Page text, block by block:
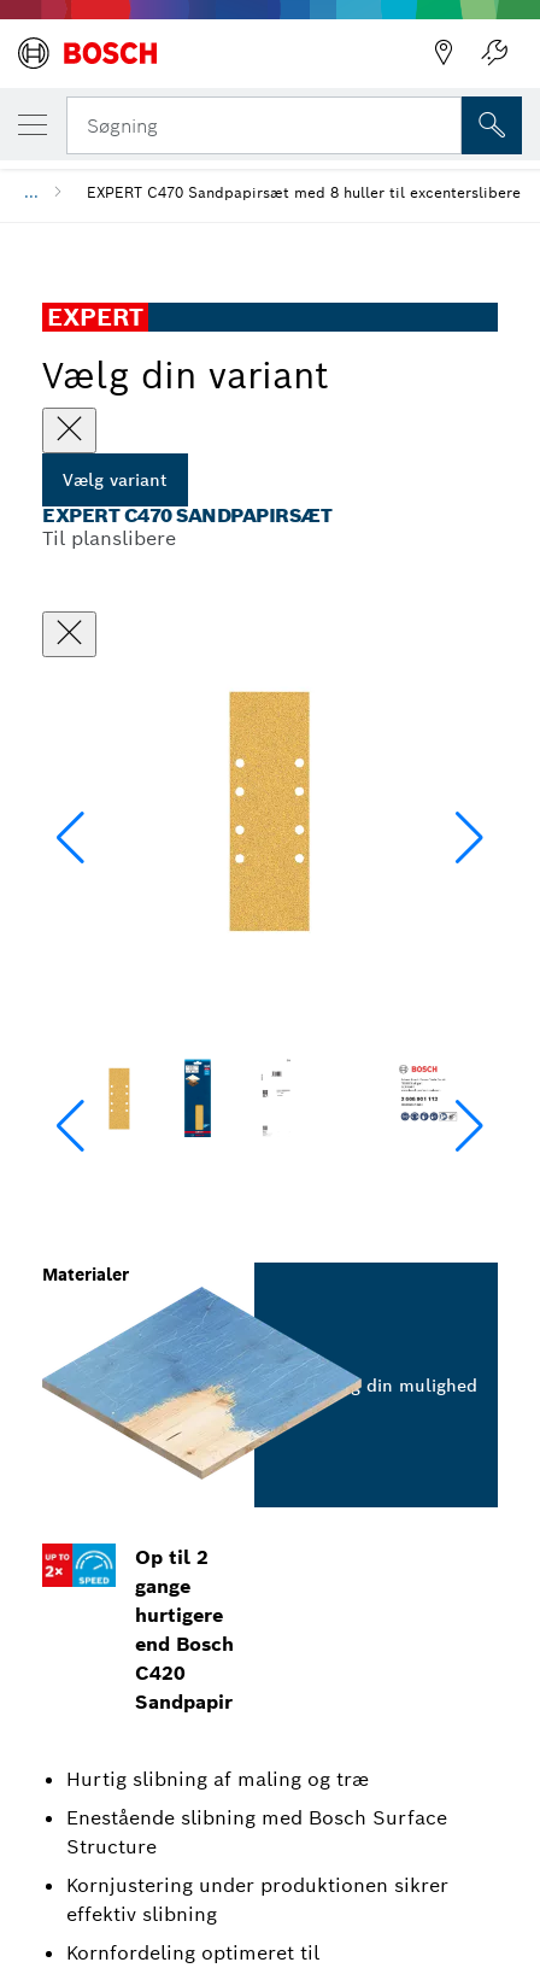
Søgning
... EXPERT C470 Sandpapirsæt med 8 huller til excenterslibere
EXPERT
Vælg din variant
Vælg variant
EXPERT C470 SANDPAPIRSÆT
Til planslibere
Op til 2
gange
hurtigere
end Bosch
C420
Sandpapir
Hurtig slibning af maling og træ
Enestående slibning med Bosch Surface
Structure
Kornjustering under produktionen sikrer
effektiv slibning
Kornfordeling optimeret til
Materialer
Vælg din mulighed
DIN VALGTE VARIANT
EXPERT C470 sandpapirsæt